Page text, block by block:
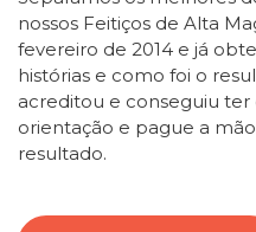
nossos Feitiços de Alta
fevereiro de 2014 e já
histórias e como foi o
acreditou e conseguiu ter
orientação e pague a
resultado.